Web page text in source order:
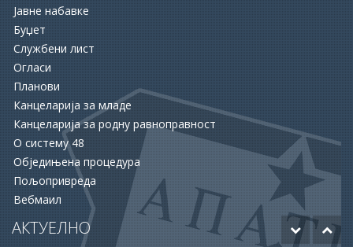
Јавне набавке
Буџет
Службени лист
Огласи
Планови
Канцеларија за младе
Канцеларија за родну равноправност
О систему 48
Обједињена процедура
Пољопривреда
Вебмаил
АКТУЕЛНО
16.06.2026.
ПОЗИВА ЗА ПОДРШКУ ЗАПОШЉАВАЊУ
15.06.2026.
ХУМАНОСТ КОЈА СПАШАВА ЖИВОТЕ: УПРИЛИЧЕН
ПРИЈЕМ ЗА ДОБРОВОЉНЕ ДАВАОЦЕ КРВИ
12.06.2026.
ОДОБРЕНО ЈОШ 20 МИЛИОНА ДИНАРА ЗА НАСТАВАК
РАДОВА НА БУДУЋЕМ МУЗЕЈУ АПАТИНА